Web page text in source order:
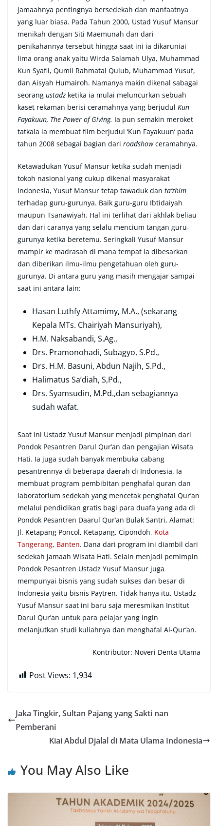
jamaahnya pentingnya bersedekah dan manfaatnya
yang luar biasa. Pada Tahun 2000, Ustad Yusuf Mansur
menikah dengan Siti Maemunah dan dari
penikahannya tersebut hingga saat ini ia dikaruniai
lima orang anak yaitu Wirda Salamah Ulya, Muhammad
Kun Syafii, Qumii Rahmatal Qulub, Muhammad Yusuf,
dan Aisyah Humairoh. Namanya makin dikenal sabagai
seorang ustadz ketika ia mulai meluncurkan sebuah
kaset rekaman berisi ceramahnya yang berjudul Kun
Fayakuun, The Power of Giving. Ia pun semakin meroket
tatkala ia membuat film berjudul ‘Kun Fayakuun’ pada
tahun 2008 sebagai bagian dari roadshowceramahnya.
Ketawadukan Yusuf Mansur ketika sudah menjadi
tokoh nasional yang cukup dikenal masyarakat
Indonesia, Yusuf Mansur tetap tawaduk dan ta’zhim
terhadap guru-gurunya. Baik guru-guru Ibtidaiyah
maupun Tsanawiyah. Hal ini terlihat dari akhlak beliau
dan dari caranya yang selalu mencium tangan guru-
gurunya ketika beretemu. Seringkali Yusuf Mansur
mampir ke madrasah di mana tempat ia dibesarkan
dan diberikan ilmu-ilmu pengetahuan oleh guru-
gurunya. Di antara guru yang masih mengajar sampai
saat ini antara lain:
Hasan Luthfy Attamimy, M.A., (sekarang
Kepala MTs. Chairiyah Mansuriyah),
H.M. Naksabandi, S.Ag.,
Drs. Pramonohadi, Subagyo, S.Pd.,
Drs. H.M. Basuni, Abdun Najih, S.Pd.,
Halimatus Sa’diah, S,Pd.,
Drs. Syamsudin, M.Pd.,dan sebagiannya
sudah wafat.
Saat ini Ustadz Yusuf Mansur menjadi pimpinan dari
Pondok Pesantren Darul Qur’an dan pengajian Wisata
Hati. Ia juga sudah banyak membuka cabang
pesantrennya di beberapa daerah di Indonesia. Ia
membuat program pembibitan penghafal quran dan
laboratorium sedekah yang mencetak penghafal Qur’an
melalui pendidikan gratis bagi para duafa yang ada di
Pondok Pesantren Daarul Qur’an Bulak Santri, Alamat:
Jl. Ketapang Poncol, Ketapang, Cipondoh, Kota
Tangerang, Banten. Dana dari program ini diambil dari
sedekah jamaah Wisata Hati. Selain menjadi pemimpin
Pondok Pesantren Ustadz Yusuf Mansur juga
mempunyai bisnis yang sudah sukses dan besar di
Indonesia yaitu bisnis Paytren. Tidak hanya itu, Ustadz
Yusuf Mansur saat ini baru saja meresmikan Institut
Darul Qur’an untuk para pelajar yang ingin
melanjutkan studi kuliahnya dan menghafal Al-Qur’an.
Kontributor: Noveri Denta Utama
Post Views: 1,934
Jaka Tingkir, Sultan Pajang yang Sakti nan
Pemberani
Kiai Abdul Djalal di Mata Ulama Indonesia
You May Also Like